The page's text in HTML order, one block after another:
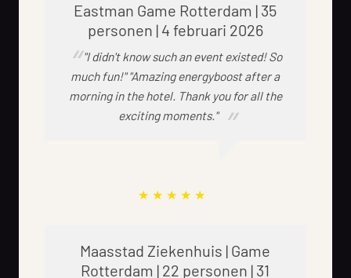
Eastman Game Rotterdam | 35
personen | 4 februari 2026
"I didn't know such an event existed! So
much fun!" "Amazing energyboost after a
morning in the hotel. Thank you for all the
exciting moments."
Maasstad Ziekenhuis | Game
Rotterdam | 22 personen | 31